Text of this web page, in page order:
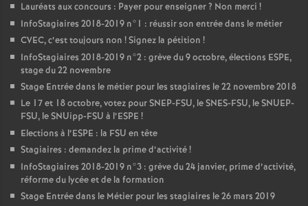
Lauréats aux concours : Payer pour enseigner? Non merci !
InfoStagiaires 2018-2019 n°1 : réussir son entrée dans le métier
CVEC, c’est toujours non ! Signez la pétition !
InfoStagiaires 2018-2019 n°2 : grève du 9 octobre, élections ESPE,
stage du 22 novembre
Stage Entrée dans le métier pour les stagiaires le 22 novembre 2018
Le 17 et 18 octobre, votez pourSNEP-FSU, leSNES-FSU, leSNUEP-
FSU, le SNUipp-FSU à l’ESPE !
Elections à l’ESPE : la FSU en tête
Stagiaires : demandez la prime d’activité!
InfoStagiaires 2018-2019 n°3 : grève du 24 janvier, prime d’activité,
réforme du lycée et de la formation
Stage Entrée dans le Métier pour les stagiaires le 26 mars 2019